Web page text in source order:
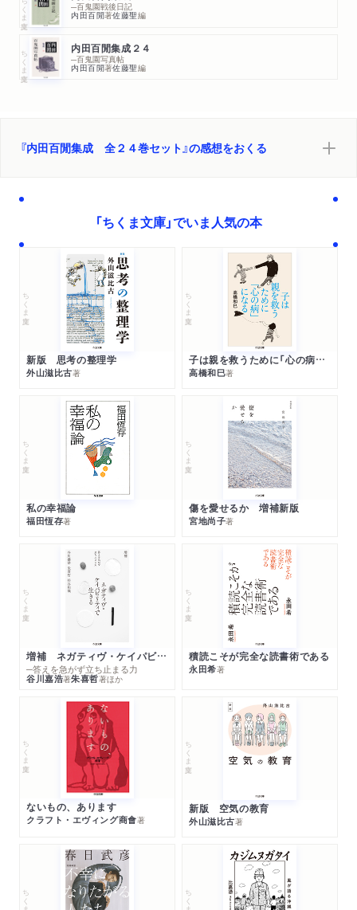
─百鬼園戦後日記
内田百閒著佐藤聖編
ちくま文庫 内田百閒集成２４
─百鬼園写真帖
内田百閒著佐藤聖編
『内田百閒集成 全２４巻セット』の感想をおくる
「ちくま文庫」でいま人気の本
ちくま文庫
新版 思考の整理学
外山滋比古著
ちくま文庫
子は親を救うために「心の病」になる
高橋和巳著
ちくま文庫
私の幸福論
福田恆存著
ちくま文庫
傷を愛せるか 増補新版
宮地尚子著
ちくま文庫
増補 ネガティヴ・ケイパビリティで生きる
─答えを急がず立ち止まる力
谷川嘉浩著朱喜哲著ほか
ちくま文庫
積読こそが完全な読書術である
永田希著
ちくま文庫
ないもの、あります
クラフト・エヴィング商會著
ちくま文庫
新版 空気の教育
外山滋比古著
ちくま文庫 ちくま文庫